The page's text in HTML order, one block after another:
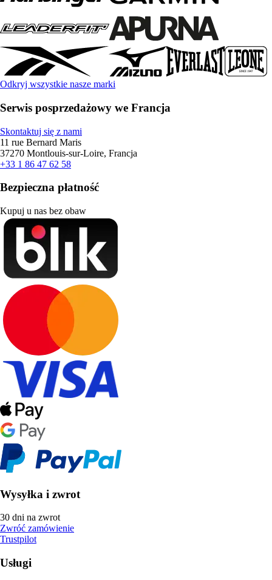
Odkryj wszystkie nasze marki
Serwis posprzedażowy we Francja
Skontaktuj się z nami
11 rue Bernard Maris
37270 Montlouis-sur-Loire, Francja
+33 1 86 47 62 58
Bezpieczna płatność
Kupuj u nas bez obaw
Wysyłka i zwrot
30 dni na zwrot
Zwróć zamówienie
Trustpilot
Usługi